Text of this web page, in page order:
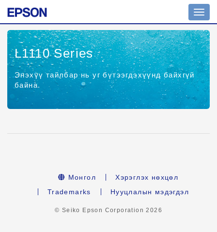
L1110 Series
Энэхүү тайлбар нь уг бүтээгдэхүүнд байхгүй
байна.
Монгол
Хэрэглэх нөхцөл
Trademarks
Нууцлалын мэдэгдэл
© Seiko Epson Corporation2026